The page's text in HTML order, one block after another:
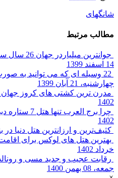
شانگهای
مطالب مرتبط
جوانترین میلیاردر جهان 26 سال سن و 46 هزار هتل دارد!
14 اسفند 1399
22 وسیله ای که می توانید به صورت رایگان از هتل بردارید!
چهارشنبه، 21 آبان 1399
مدرن ترین کشتی های کروز جهان
1402
چرا برج العرب تنها هتل 7 ستاره دبی است
1402
کثیف‌ترین و ارزانترین هتل دنیا در
بهترین هتل های لوکس برای
خرداد 1402
رقابت عجیب و جدید مسی و
جمعه، 08 بهمن 1400